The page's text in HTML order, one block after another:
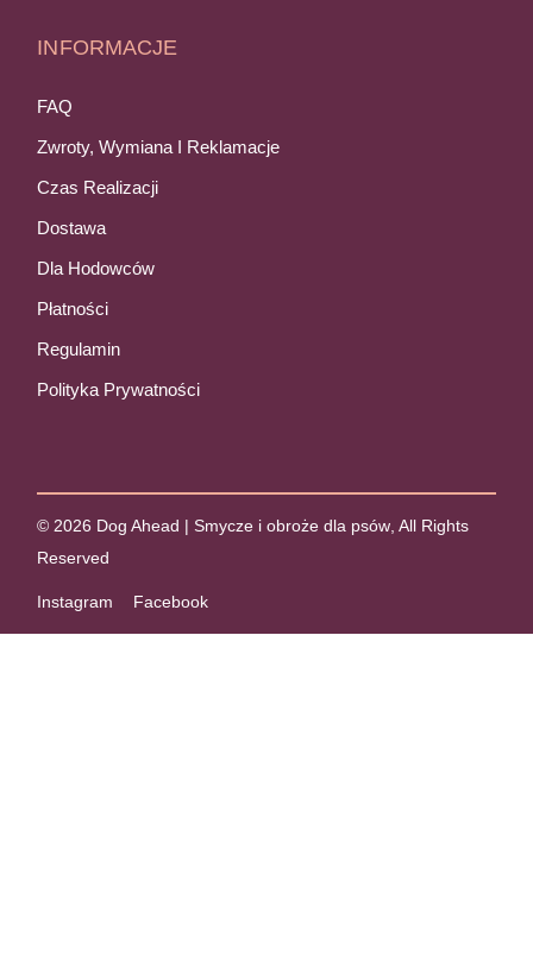
INFORMACJE
FAQ
Zwroty, Wymiana I Reklamacje
Czas Realizacji
Dostawa
Dla Hodowców
Płatności
Regulamin
Polityka Prywatności
© 2026 Dog Ahead | Smycze i obroże dla psów , All Rights
Reserved
Instagram Facebook